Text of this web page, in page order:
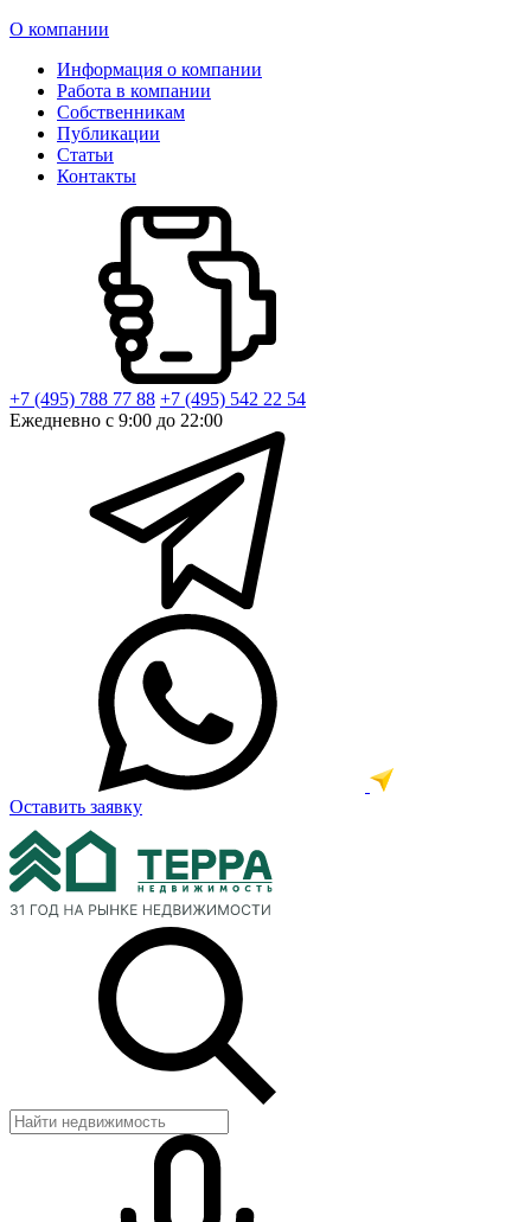
О компании
Информация о компании
Работа в компании
Собственникам
Публикации
Статьи
Контакты
+7 (495) 788 77 88 +7 (495) 542 22 54
Ежедневно с 9:00 до 22:00
Оставить заявку